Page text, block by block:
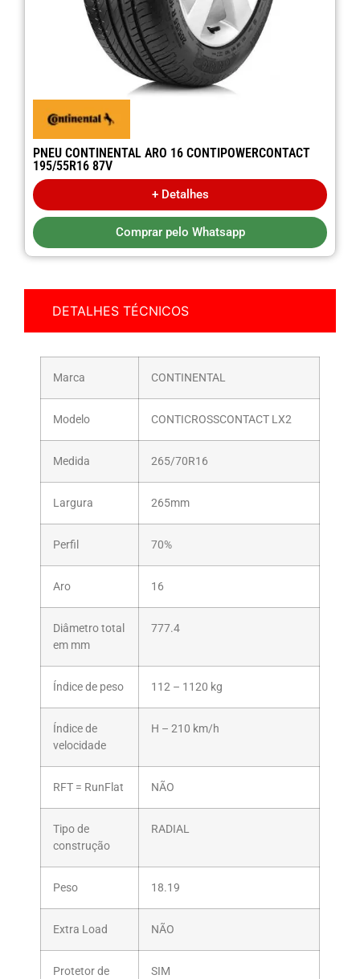
PNEU CONTINENTAL ARO 16 CONTIPOWERCONTACT
195/55R16 87V
+ Detalhes
Comprar pelo Whatsapp
DETALHES TÉCNICOS
Marca CONTINENTAL
Modelo CONTICROSSCONTACT LX2
Medida 265/70R16
Largura 265mm
Perfil 70%
Aro 16
Diâmetro total
em mm
777.4
Índice de peso 112 – 1120 kg
Índice de
velocidade
H – 210 km/h
RFT = RunFlat NÃO
Tipo de
construção
RADIAL
Peso 18.19
Extra Load NÃO
Protetor de
SIM